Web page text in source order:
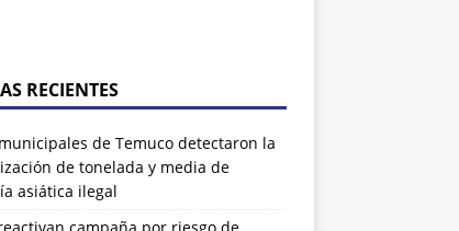
RECIENTES
de Temuco detectaron la
de tonelada y media de
asiática ilegal
campaña por riesgo de